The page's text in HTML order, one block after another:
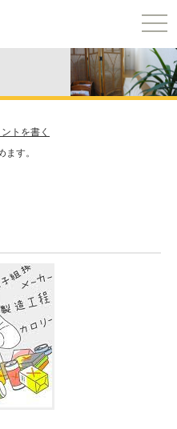
トを書く
ます。